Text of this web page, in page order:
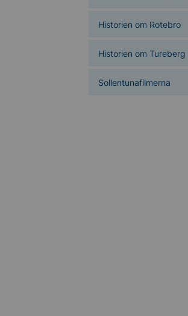
Historien om Rotebro
Historien om Tureberg
Sollentunafilmerna